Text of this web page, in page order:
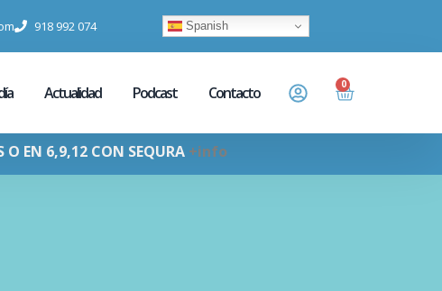
918 992 074 Spanish
Actualidad Podcast Contacto 0
O EN 6,9,12 CON SEQURA +info